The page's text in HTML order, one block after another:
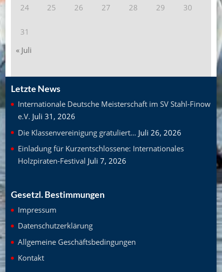
24 25 26 27 28 29 30
31
« Juli
Letzte News
Internationale Deutsche Meisterschaft im SV Stahl-Finow
e.V. Juli 31, 2026
Die Klassenvereinigung gratuliert… Juli 26, 2026
Einladung für Kurzentschlossene: Internationales
Holzpiraten-Festival Juli 7, 2026
Gesetzl. Bestimmungen
Impressum
Datenschutzerklärung
Allgemeine Geschäftsbedingungen
Kontakt